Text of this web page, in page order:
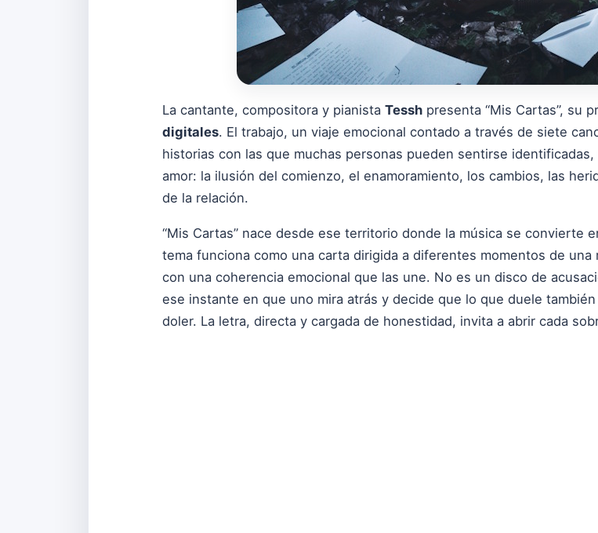
La cantante, compositora y pianista Tessh presenta “Mis Cartas”, su
digitales. El trabajo, un viaje emocional contado a través de siete
historias con las que muchas personas pueden sentirse
amor: la ilusión del comienzo, el enamoramiento, los cambios, las
de la relación.
“Mis Cartas” nace desde ese territorio donde la música se convierte
tema funciona como una carta dirigida a diferentes momentos de
con una coherencia emocional que las une. No es un disco de
ese instante en que uno mira atrás y decide que lo que duele
doler. La letra, directa y cargada de honestidad, invita a abrir cada